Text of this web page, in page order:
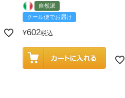
自然派
クール便でお届け
¥602税込